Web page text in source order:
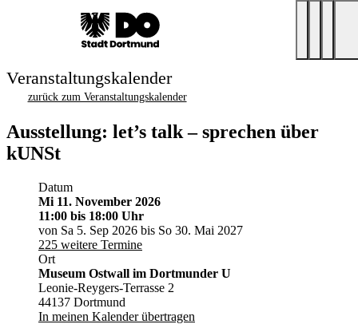
Veranstaltungskalender
zurück zum Veranstaltungskalender
Ausstellung: let’s talk – sprechen über
kUNSt
Datum
Mi 11. November 2026
11:00 bis 18:00 Uhr
von Sa 5. Sep 2026 bis So 30. Mai 2027
225 weitere Termine
Ort
Museum Ostwall im Dortmunder U
Leonie-Reygers-Terrasse 2
44137 Dortmund
In meinen Kalender übertragen